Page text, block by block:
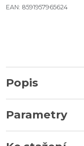
EAN: 8591957965624
Popis
Parametry